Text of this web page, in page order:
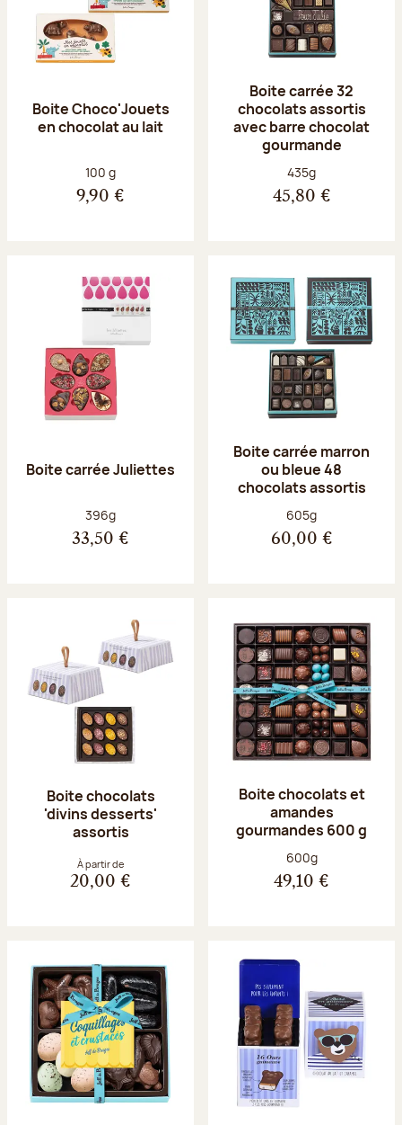
Boite Choco'Jouets
en chocolat au lait
Poids net :
100 g
9,90 €
Boite carrée 32
chocolats assortis
avec barre chocolat
gourmande
Poids net :
435g
45,80 €
Boite carrée Juliettes
Poids net :
396g
33,50 €
Boite carrée marron
ou bleue 48
chocolats assortis
Poids net :
605g
60,00 €
Boite chocolats
'divins desserts'
assortis
À partir de
20,00 €
Boite chocolats et
amandes
gourmandes 600 g
Poids net :
600g
49,10 €